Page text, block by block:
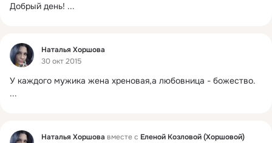
Добрый день! ...
Фид
Наталья Хоршова
30 окт 2015
У каждого мужика жена хреновая,а любовница - божество.
...
Фид Наталья Хоршова вместе с Еленой Козловой (Хоршовой)